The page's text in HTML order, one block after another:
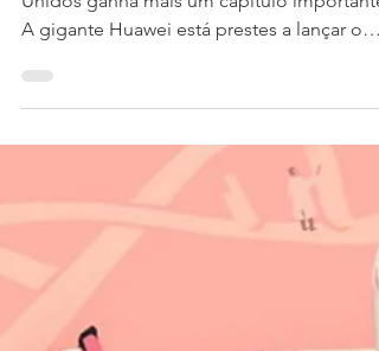
indústria de
semicondutores e a
parceria com a China
A corrida tecnológica entre China e
A gigante Huawei está prestes a lançar o